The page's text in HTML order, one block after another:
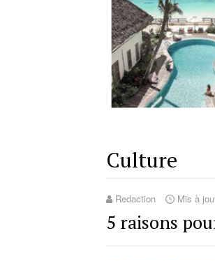
Culture
Redaction Mis à
5 raisons